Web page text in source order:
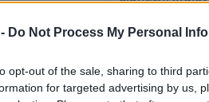
Do Not Process My Personal
opt-out of the sale, sharing to third
for targeted advertising by us,
Paseka
filosofa,
a milovníka